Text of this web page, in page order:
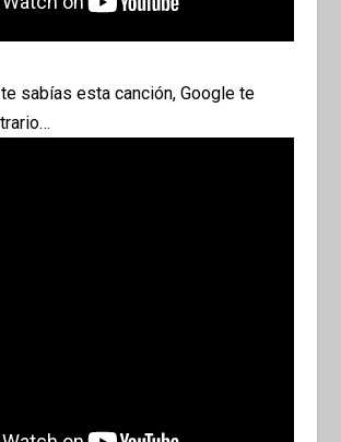
sabías esta canción, Google te